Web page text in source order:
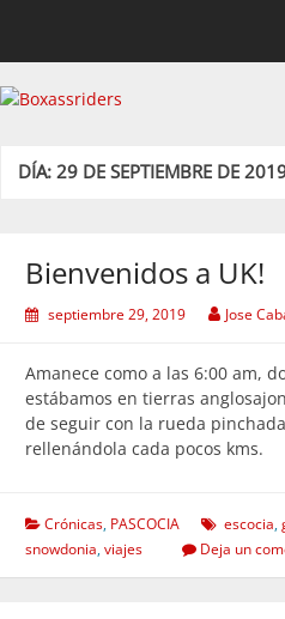
Boxassriders
Viajes, rutas y eventos moteros
DÍA:29 DE SEPTIEMBRE DE
Bienvenidos a UK!
septiembre 29, 2019 Jose
Amanece como a las 6:00 am,
estábamos en tierras
de seguir con la rueda
rellenándola cada pocos kms.
Crónicas, PASCOCIA escocia,
snowdonia,viajes Deja un